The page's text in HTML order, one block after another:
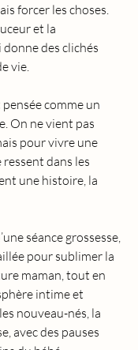
forcer les choses.
et la
des clichés
vie.
comme un
On ne vient pas
pour vivre une
ressent dans les
une histoire, la
séance grossesse,
pour sublimer la
maman, tout en
intime et
nouveau-nés, la
avec des pauses